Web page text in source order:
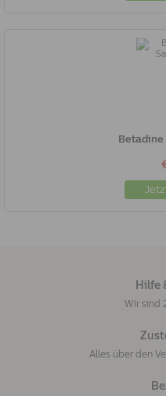
Betadine
Hilfe
Wir sind
Alles über den